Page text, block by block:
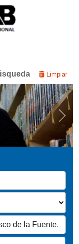
Limpiar
Next